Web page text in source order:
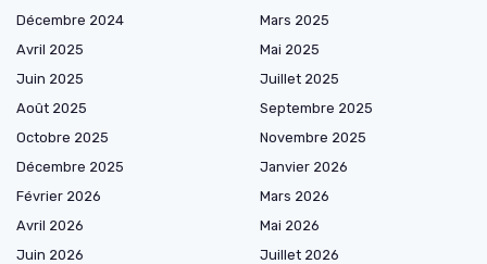
Décembre 2024
Mars 2025
Avril 2025
Mai 2025
Juin 2025
Juillet 2025
Août 2025
Septembre 2025
Octobre 2025
Novembre 2025
Décembre 2025
Janvier 2026
Février 2026
Mars 2026
Avril 2026
Mai 2026
Juin 2026
Juillet 2026